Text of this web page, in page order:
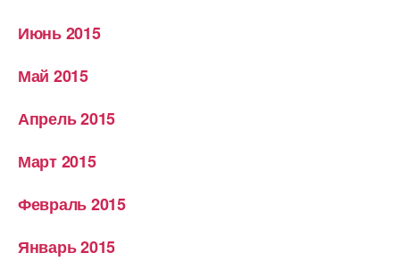
Июнь 2015
Май 2015
Апрель 2015
Март 2015
Февраль 2015
Январь 2015